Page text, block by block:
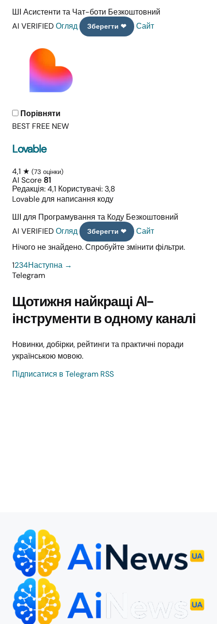
ШІ Асистенти та Чат-боти Безкоштовний
AI VERIFIEDОгляд Зберегти ❤ Сайт
Порівняти
BEST FREE NEW
Lovable
4,1 ★ (73 оцінки)
AI Score 81
Редакція: 4,1 Користувачі: 3,8
Lovable для написання коду
ШІ для Програмування та Коду Безкоштовний
AI VERIFIEDОгляд Зберегти ❤
Сайт
Нічого не знайдено. Спробуйте змінити фільтри.
1234Наступна →
Telegram
Щотижня найкращі AI-
інструменти в одному каналі
Новинки, добірки, рейтинги та практичні поради
українською мовою.
Підписатися в Telegram RSS